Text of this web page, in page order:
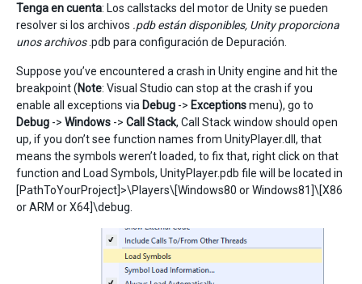
Tenga en cuenta: Los callstacks del motor de Unity se pueden
resolver si los archivos .pdb están disponibles, Unity proporciona
unos archivos .pdb para configuración de Depuración.
Suppose you’ve encountered a crash in Unity engine and hit the
breakpoint (Note: Visual Studio can stop at the crash if you
enable all exceptions via Debug -> Exceptionsmenu), go to
Debug -> Windows -> Call Stack, Call Stack window should open
up, if you don’t see function names from UnityPlayer.dll, that
means the symbols weren’t loaded, to fix that, right click on that
function and Load Symbols, UnityPlayer.pdb file will be located in
[PathToYourProject]>\Players\[Windows80 or Windows81]\[X86
or ARM or X64]\debug.